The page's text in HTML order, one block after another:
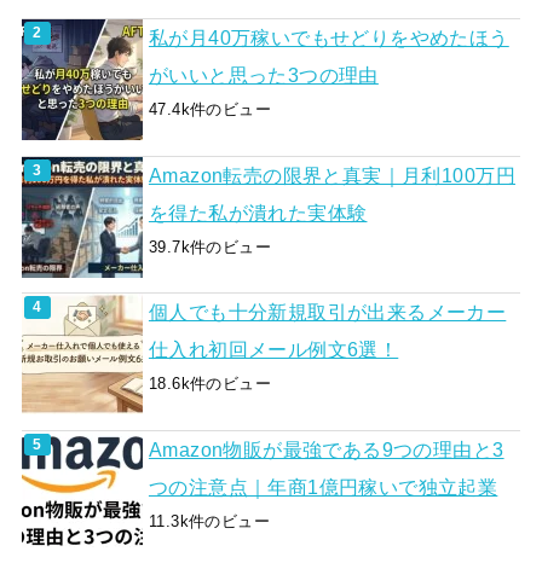
私が月40万稼いでもせどりをやめたほう
がいいと思った3つの理由
47.4k件のビュー
Amazon転売の限界と真実｜月利100万円
を得た私が潰れた実体験
39.7k件のビュー
個人でも十分新規取引が出来るメーカー
仕入れ初回メール例文6選！
18.6k件のビュー
Amazon物販が最強である9つの理由と3
つの注意点｜年商1億円稼いで独立起業
11.3k件のビュー